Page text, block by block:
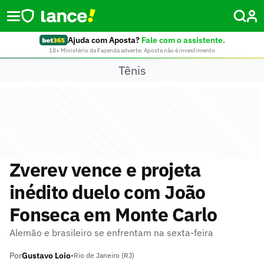
Ajuda com Aposta? Fale com o assistente.
18+ Ministério da Fazenda adverte: Aposta não é investimento
Tênis
Zverev vence e projeta
inédito duelo com João
Fonseca em Monte Carlo
Alemão e brasileiro se enfrentam na sexta-feira
PorGustavo Loio•Rio de Janeiro (RJ)